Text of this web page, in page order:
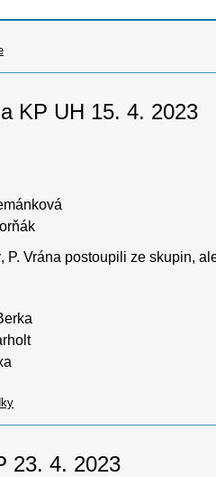
KP UH 15. 4. 2023
P. Vrána postoupili ze skupin,
23. 4. 2023